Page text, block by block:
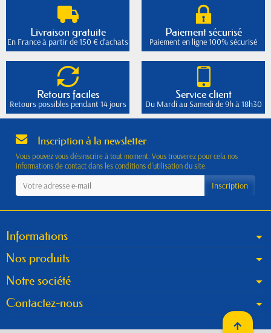
Livraison gratuite
En France à partir de 150 € d'achats
Paiement sécurisé
Paiement en ligne 100% sécurisé
Retours faciles
Retours possibles pendant 14 jours
Service client
Du Mardi au Samedi de 9h à 18h30
Inscription à la newsletter
Vous pouvez vous désinscrire à tout moment. Vous trouverez pour cela nos
informations de contact dans les conditions d'utilisation du site.
Informations
Nos produits
Notre société
Contactez-nous